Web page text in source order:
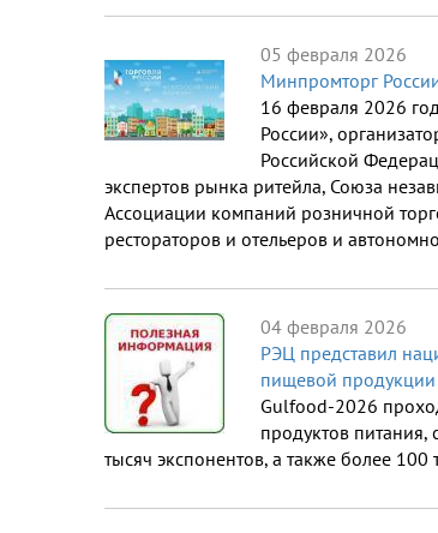
05 февраля 2026
Минпромторг
16 февраля 2026
России»,
Российской
экспертов рынка ритейла, Союза
Ассоциации компаний розничной
рестораторов и отельеров и
04 февраля 2026
РЭЦ представил
пищевой
Gulfood-2026
продуктов питания,
тысяч экспонентов, а также более 100